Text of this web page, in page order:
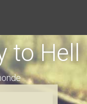
to Hell